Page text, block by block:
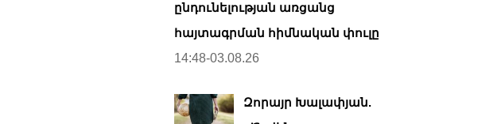
ընդունելության առցանց
հայտագրման հիմնական փուլը
14:48-03.08.26
Զորայր Խալափյան.